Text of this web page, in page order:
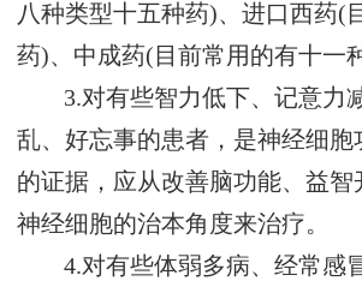
八种类型十五种药)、进口西药(
药)、中成药(目前常用的有十一
3.对有些智力低下、记意力
乱、好忘事的患者，是神经细胞
的证据，应从改善脑功能、益智
神经细胞的治本角度来治疗。
4.对有些体弱多病、经常感